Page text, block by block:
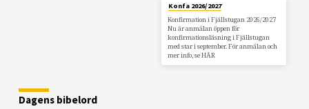
Konfa 2026/2027
Konfirmation i Fjällstugan 2026/2027
Nu är anmälan öppen för
konfirmationsläsning i Fjällstugan
med star i september. För anmälan och
mer info, se HÄR
Dagens bibelord